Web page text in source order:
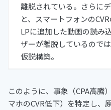
離脱されている。さらに
と、スマートフォンの
LPに追加した動画の読み
ザーが離脱しているので
仮説構築。
このように、事象（CPA高騰
マホのCVR低下）を特定し、